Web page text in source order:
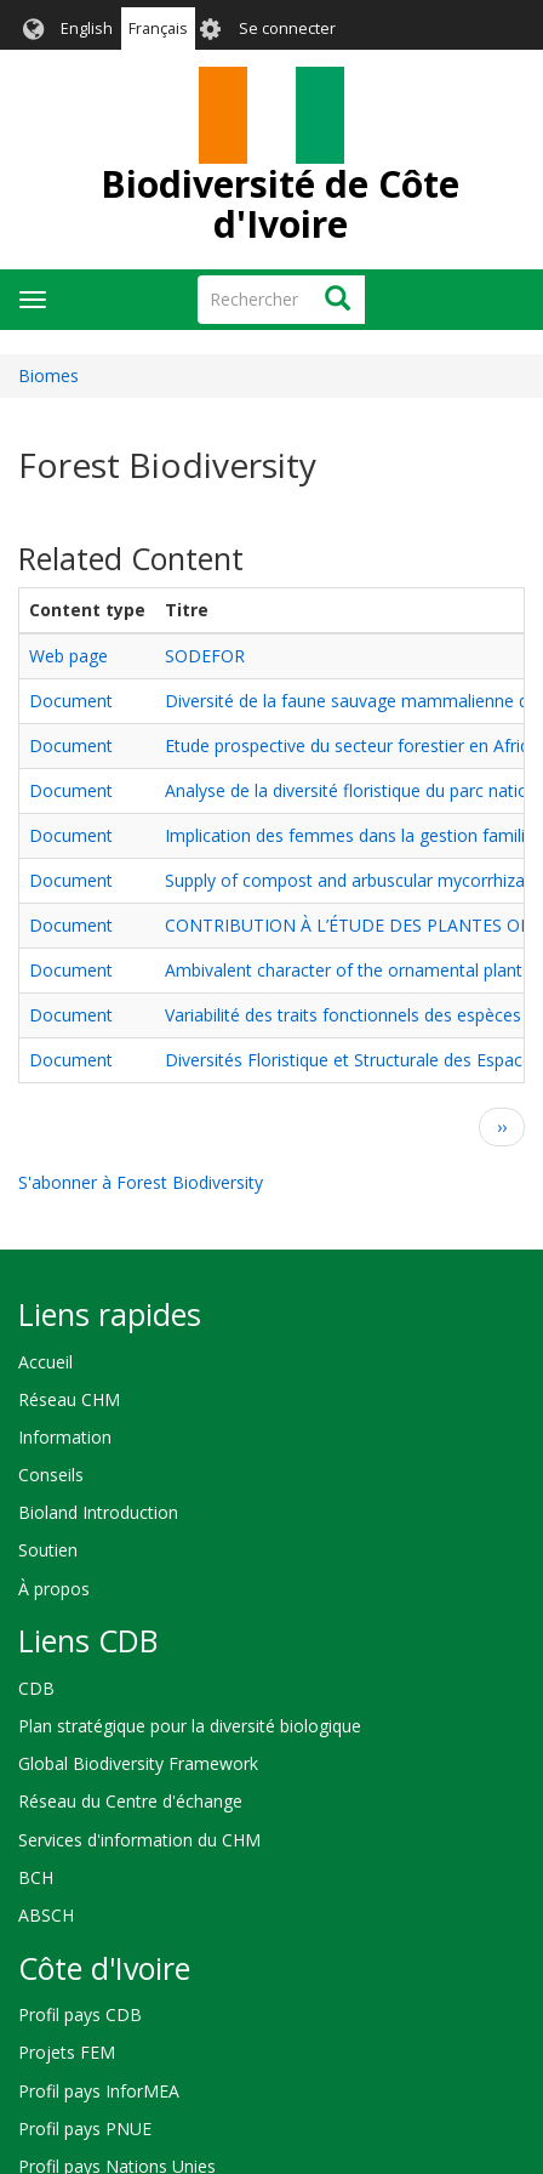
English Français User
account
Se connecter
Biodiversité de Côte
d'Ivoire
Rechercher Rechercher
Toggle
navigation
Biomes
Forest Biodiversity
Related Content
Content type
Titre
Web page
SODEFOR
Document
Diversité de la faune sauvage mammalienne
Document
Etude prospective du secteur forestier en
Document
Analyse de la diversité floristique du parc
Document
Implication des femmes dans la gestion
Document
Supply of compost and arbuscular mycorrhizal
Document
CONTRIBUTION À L’ÉTUDE DES PLANTES
Document
Ambivalent character of the ornamental plants
Document
Variabilité des traits fonctionnels des espèces
Document
Diversités Floristique et Structurale des
Page
››
S'abonner à Forest Biodiversity
Liens rapides
Accueil
Réseau CHM
Information
Conseils
Bioland Introduction
Soutien
À propos
Liens CDB
CDB
Plan stratégique pour la diversité biologique
Global Biodiversity Framework
Réseau du Centre d'échange
Services d'information du CHM
BCH
ABSCH
Côte d'Ivoire
Profil pays CDB
Projets FEM
Profil pays InforMEA
Profil pays PNUE
Profil pays Nations Unies